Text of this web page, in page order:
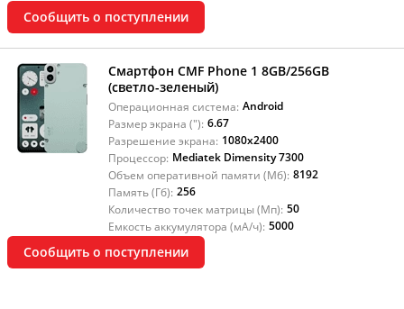
Сообщить о поступлении
Смартфон CMF Phone 1 8GB/256GB
(светло-зеленый)
Операционная система: Android
Размер экрана ("): 6.67
Разрешение экрана: 1080x2400
Процессор: Mediatek Dimensity 7300
Объем оперативной памяти (Мб): 8192
Память (Гб): 256
Количество точек матрицы (Мп): 50
Емкость аккумулятора (мА/ч): 5000
Сообщить о поступлении